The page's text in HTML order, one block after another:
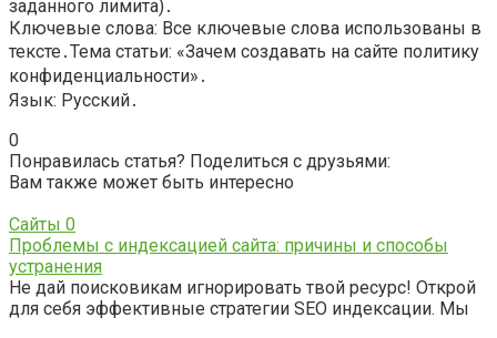
заданного лимита)․
Ключевые слова: Все ключевые слова использованы в
тексте․Тема статьи: «Зачем создавать на сайте политику
конфиденциальности»․
Язык: Русский․
0
Понравилась статья? Поделиться с друзьями:
Вам также может быть интересно
Сайты 0
Проблемы с индексацией сайта: причины и способы
устранения
Не дай поисковикам игнорировать твой ресурс! Открой
для себя эффективные стратегии SEO индексации. Мы